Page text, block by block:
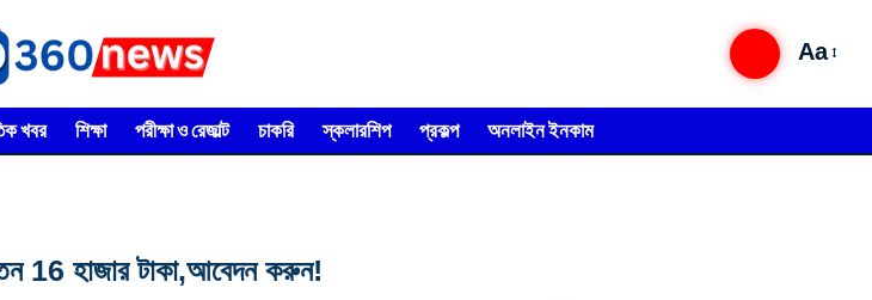
Aa
খবর শিক্ষা পরীক্ষা ও রেজাল্ট চাকরি স্কলারশিপ প্রকল্প অনলাইন ইনকাম
16 হাজার টাকা,আবেদন করুন!